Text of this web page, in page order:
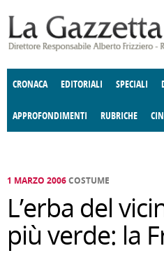
CRONACA EDITORIALI SPECIALI
APPROFONDIMENTI
E SPETTACOLI POLITICA
RUBRICHE
DELLE IDEE FATTI DELLO SPIRITO
1 MARZO 2006COSTUME
L’erba del
più verde: la